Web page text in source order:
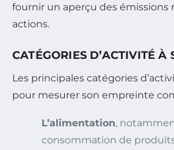
fournir un aperçu des émissions
actions.
CATÉGORIES D’ACTIVITÉ À
Les principales catégories
pour mesurer son empreinte
L’alimentation,
consommation de